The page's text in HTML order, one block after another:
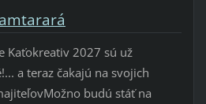
Kaťokreativ 2027 sú už
a teraz čakajú na svojich
budú stáť na